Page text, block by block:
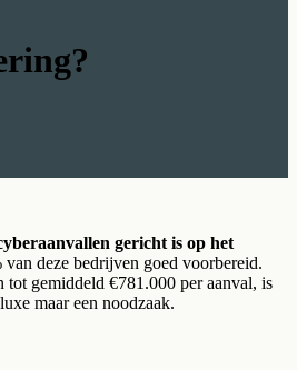
gericht is op het
van deze bedrijven goed voorbereid.
tot gemiddeld €781.000 per aanval, is
maar een noodzaak.